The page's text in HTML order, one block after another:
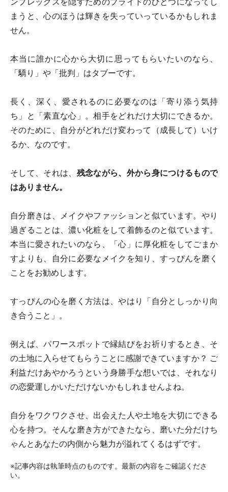
まうと、心のほうは輝きを失っていっているかもしれま
せん。
本当に誰かに心から大切に思ってもらいたいのなら、
「驕り」や「批判」はタブーです。
長く、深く、愛されるのに必要なのは「寄り添う気持
ち」と「素直な心」。相手をどれだけ大切にできるか。
そのために、自分がどれだけ変わって（成長して）いけ
るか、なのです。
そして、それは、 残念ながら、外から身につけるもので
はありません。
自分磨きは、メイクやファッションと似ています。やり
過ぎることは、濃い化粧をして着飾るのと似ています。
本当に愛されたいのなら、「心」に厚化粧をしてごまか
すよりも、自分に必要なメイクを知り、すっぴんを磨く
ことをお勧めします。
すっぴんの心を磨く方法は、やはり「自分としっかり向
き合うこと」。
例えば、パワースポットで縁結びをお祈りするとき、そ
の土地に入らせてもらうことに感謝できていますか？ ご
利益だけあやかろうという身勝手な想いでは、それなり
の恋愛運しかいただけないかもしれませんよね。
自分をワクワクさせ、出会えた人や土地を大切にできる
心を持つ。そんな磨き方ができたなら、磨いた分だけち
ゃんとあなたの内側から魅力が溢れてくるはずです。
※記事内容は執筆時点のものです。最新の内容をご確認くださ
い。